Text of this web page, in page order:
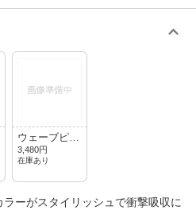
ウェーブピン
ク
3,480円
在庫あり
ーがスタイリッシュで衝撃吸収に